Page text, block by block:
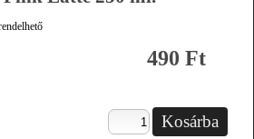
490 Ft